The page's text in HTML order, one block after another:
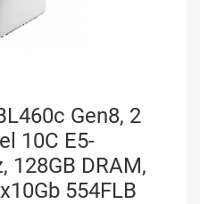
Gen8, 2
10C E5-
128GB DRAM,
554FLB